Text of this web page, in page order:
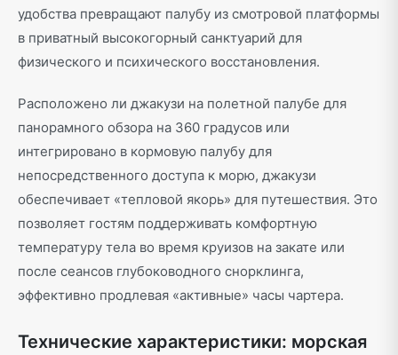
удобства превращают палубу из смотровой платформы
в приватный высокогорный санктуарий для
физического и психического восстановления.
Расположено ли джакузи на полетной палубе для
панорамного обзора на 360 градусов или
интегрировано в кормовую палубу для
непосредственного доступа к морю, джакузи
обеспечивает «тепловой якорь» для путешествия. Это
позволяет гостям поддерживать комфортную
температуру тела во время круизов на закате или
после сеансов глубоководного снорклинга,
эффективно продлевая «активные» часы чартера.
Технические характеристики: морская